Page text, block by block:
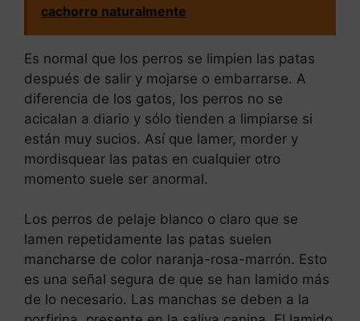
cachorro naturalmente
Es normal que los perros se limpien las patas
después de salir y mojarse o embarrarse. A
diferencia de los gatos, los perros no se
acicalan a diario y sólo tienden a limpiarse si
están muy sucios. Así que lamer, morder y
mordisquear las patas en cualquier otro
momento suele ser anormal.
Los perros de pelaje blanco o claro que se
lamen repetidamente las patas suelen
mancharse de color naranja-rosa-marrón. Esto
es una señal segura de que se han lamido más
de lo necesario. Las manchas se deben a la